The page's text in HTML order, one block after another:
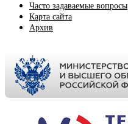
Часто задаваемые вопросы
Карта сайта
Архив